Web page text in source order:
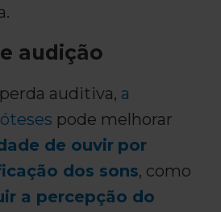
audição
auditiva, a
pode melhorar
de ouvir por
dos sons, como
a percepção do